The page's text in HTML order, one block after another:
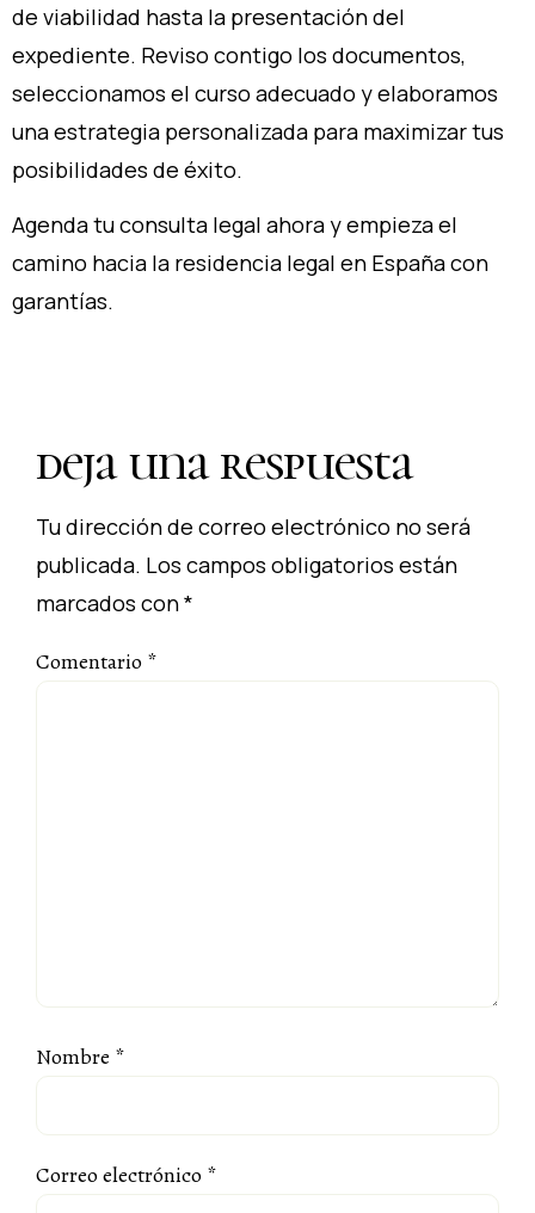
de viabilidad hasta la presentación del
expediente. Reviso contigo los documentos,
seleccionamos el curso adecuado y elaboramos
una estrategia personalizada para maximizar tus
posibilidades de éxito.
Agenda tu consulta legal ahora y empieza el
camino hacia la residencia legal en España con
garantías.
deja una respuesta
Tu dirección de correo electrónico no será
publicada. Los campos obligatorios están
marcados con*
Comentario *
Nombre *
Correo electrónico *